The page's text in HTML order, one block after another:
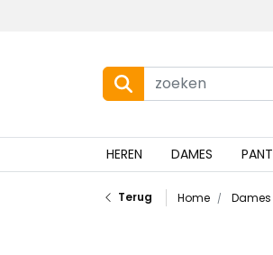
HEREN DAMES
Terug Home Dames